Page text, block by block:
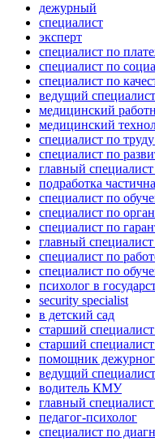
дежурный
специалист
эксперт
специалист по
специалист по
специалист по
ведущий
медицинский
медицинский
специалист по
специалист по
главный
подработка
специалист по
специалист по
специалист по
главный специалист
специалист по
специалист по
психолог в
security specialist
в детский сад
старший
старший
помощник
ведущий
водитель КМУ
главный
педагог-психолог
специалист по